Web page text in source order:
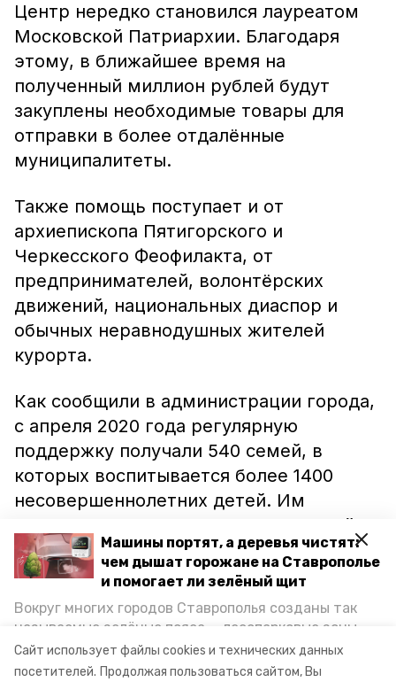
Сайт использует файлы cookies и технических данных
посетителей. Продолжая пользоваться сайтом, Вы
Машины портят, а деревья чистят:
чем дышат горожане на Ставрополье
и помогает ли зелёный щит
Вокруг многих городов Ставрополья созданы так
называемые зелёные пояса — лесопарковые зоны,
снижающие негативное воздействие выхлопных
газов на атмосферу. Справляются ли они с
Центр нередко становился лауреатом
Московской Патриархии. Благодаря
этому, в ближайшее время на
полученный миллион рублей будут
закуплены необходимые товары для
отправки в более отдалённые
муниципалитеты.
Также помощь поступает и от
архиепископа Пятигорского и
Черкесского Феофилакта, от
предпринимателей, волонтёрских
движений, национальных диаспор и
обычных неравнодушных жителей
курорта.
Как сообщили в администрации города,
с апреля 2020 года регулярную
поддержку получали 540 семей, в
которых воспитывается более 1400
несовершеннолетних детей. Им
направляли одежду, средства личной
гигиены и продовольственные товары.
Всего в прошлом году нуждающимся
направили 30 тонн гуманитарной
помощи.
Фото: администрация Ессентуков